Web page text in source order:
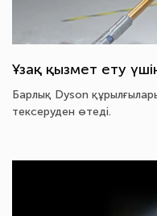
Ұзақ қызмет ету
Барлық Dyson
тексеруден өтеді.